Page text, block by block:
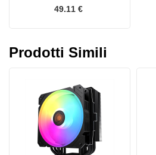
49.11 €
Prodotti Simili